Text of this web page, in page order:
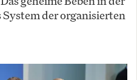
der organisierten